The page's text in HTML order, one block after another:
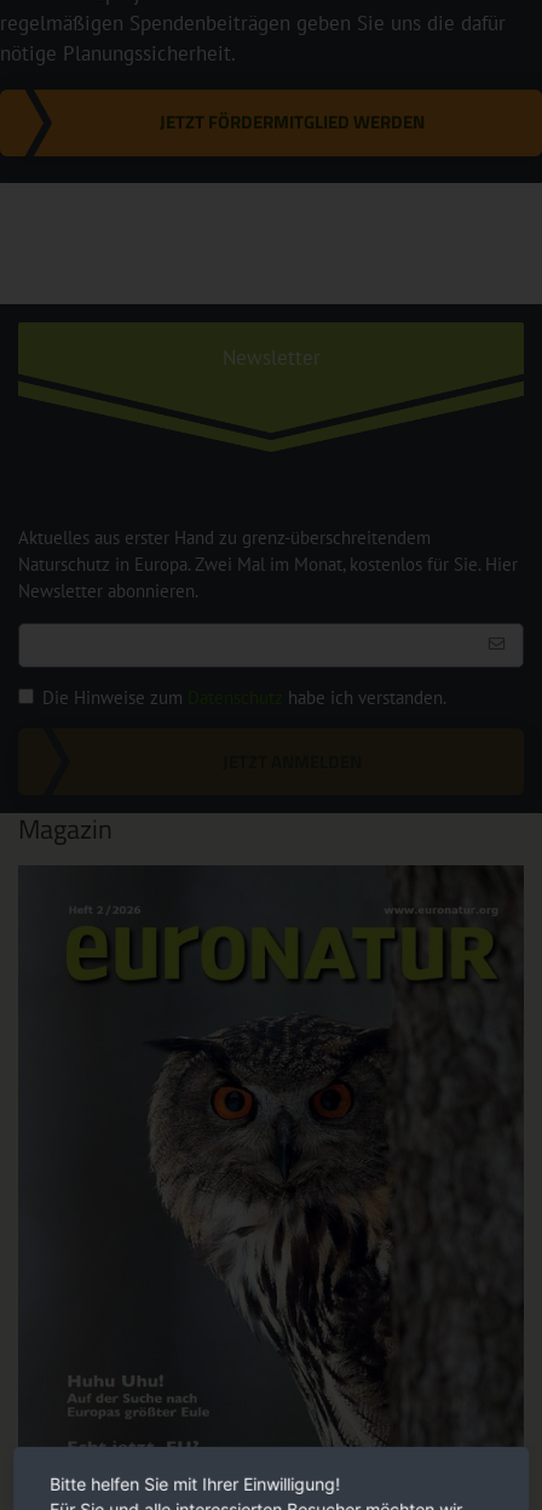
regelmäßigen Spendenbeiträgen geben Sie uns die dafür
nötige Planungssicherheit.
JETZT FÖRDERMITGLIED WERDEN
Newsletter
Aktuelles aus erster Hand zu grenz-überschreitendem
Naturschutz in Europa. Zwei Mal im Monat, kostenlos für Sie. Hier
Newsletter abonnieren.
Die Hinweise zum habe ich verstanden.
Magazin
Bitte helfen Sie mit Ihrer Einwilligung!